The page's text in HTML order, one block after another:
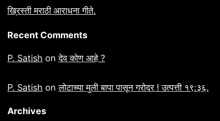
ख्रिस्ती मराठी आराधना गीते.
Recent Comments
P. Satish onदेव कोण आहे ?
P. Satish onलोटाच्या मुली बापा पासून गरोदर ! उत्पत्ती १९:३६.
Archives